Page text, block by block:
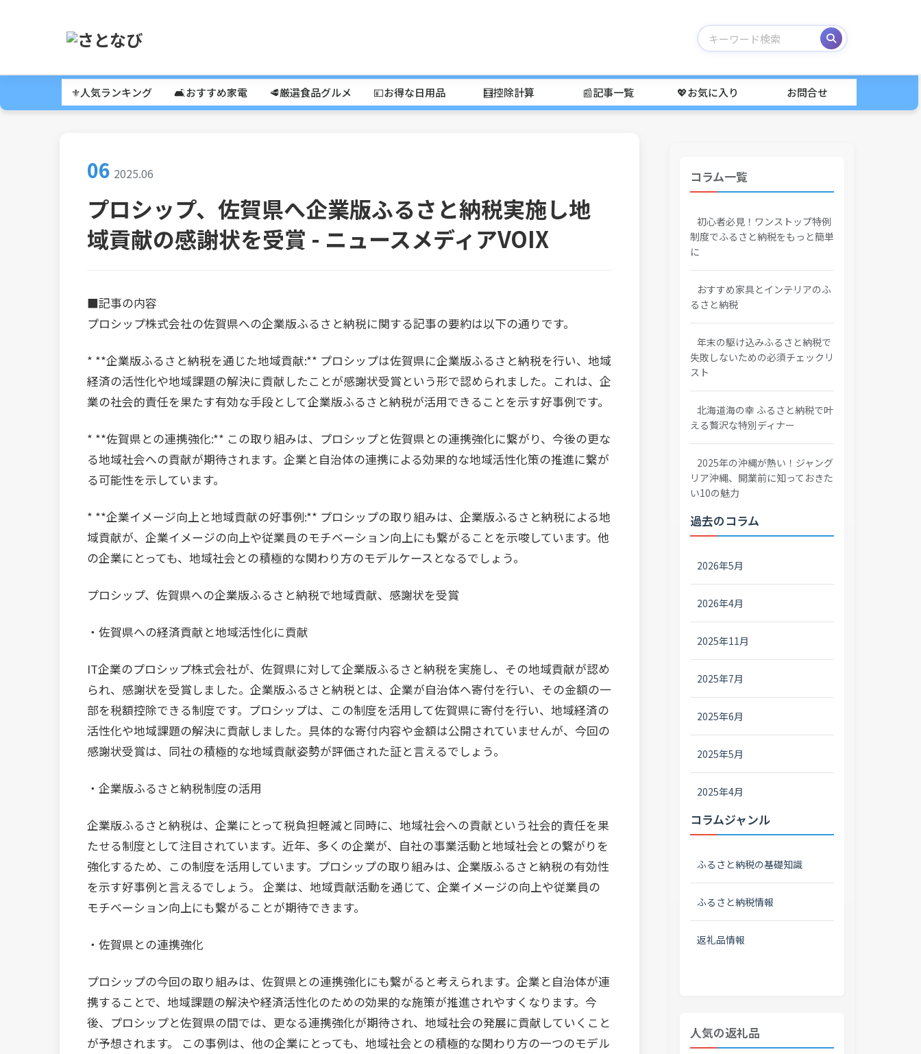
⚜️人気ランキング 🛋️おすすめ家電 🥩厳選食品グルメ 💴お得な日用品 🧮控除計算 📰記事一覧 💖お気に入り お問合せ
06 2025.06
プロシップ、佐賀県へ企業版ふるさと納税実施し地
域貢献の感謝状を受賞 - ニュースメディアVOIX
■記事の内容
プロシップ株式会社の佐賀県への企業版ふるさと納税に関する記事の要約は以下の通りです。
* **企業版ふるさと納税を通じた地域貢献:** プロシップは佐賀県に企業版ふるさと納税を行い、地域
経済の活性化や地域課題の解決に貢献したことが感謝状受賞という形で認められました。これは、企
業の社会的責任を果たす有効な手段として企業版ふるさと納税が活用できることを示す好事例です。
* **佐賀県との連携強化:** この取り組みは、プロシップと佐賀県との連携強化に繋がり、今後の更な
る地域社会への貢献が期待されます。企業と自治体の連携による効果的な地域活性化策の推進に繋が
る可能性を示しています。
* **企業イメージ向上と地域貢献の好事例:** プロシップの取り組みは、企業版ふるさと納税による地
域貢献が、企業イメージの向上や従業員のモチベーション向上にも繋がることを示唆しています。他
の企業にとっても、地域社会との積極的な関わり方のモデルケースとなるでしょう。
プロシップ、佐賀県への企業版ふるさと納税で地域貢献、感謝状を受賞
・佐賀県への経済貢献と地域活性化に貢献
IT企業のプロシップ株式会社が、佐賀県に対して企業版ふるさと納税を実施し、その地域貢献が認め
られ、感謝状を受賞しました。企業版ふるさと納税とは、企業が自治体へ寄付を行い、その金額の一
部を税額控除できる制度です。プロシップは、この制度を活用して佐賀県に寄付を行い、地域経済の
活性化や地域課題の解決に貢献しました。具体的な寄付内容や金額は公開されていませんが、今回の
感謝状受賞は、同社の積極的な地域貢献姿勢が評価された証と言えるでしょう。
・企業版ふるさと納税制度の活用
企業版ふるさと納税は、企業にとって税負担軽減と同時に、地域社会への貢献という社会的責任を果
たせる制度として注目されています。近年、多くの企業が、自社の事業活動と地域社会との繋がりを
強化するため、この制度を活用しています。プロシップの取り組みは、企業版ふるさと納税の有効性
を示す好事例と言えるでしょう。 企業は、地域貢献活動を通じて、企業イメージの向上や従業員の
モチベーション向上にも繋がることが期待できます。
・佐賀県との連携強化
プロシップの今回の取り組みは、佐賀県との連携強化にも繋がると考えられます。企業と自治体が連
携することで、地域課題の解決や経済活性化のための効果的な施策が推進されやすくなります。今
後、プロシップと佐賀県の間では、更なる連携強化が期待され、地域社会の発展に貢献していくこと
が予想されます。 この事例は、他の企業にとっても、地域社会との積極的な関わり方の一つのモデル
コラム一覧
初心者必見！ワンストップ特例
制度でふるさと納税をもっと簡単
に
おすすめ家具とインテリアのふ
るさと納税
年末の駆け込みふるさと納税で
失敗しないための必須チェックリ
スト
北海道海の幸 ふるさと納税で叶
える贅沢な特別ディナー
2025年の沖縄が熱い！ジャング
リア沖縄、開業前に知っておきた
い10の魅力
過去のコラム
2026年5月
2026年4月
2025年11月
2025年7月
2025年6月
2025年5月
2025年4月
コラムジャンル
ふるさと納税の基礎知識
ふるさと納税情報
返礼品情報
人気の返礼品